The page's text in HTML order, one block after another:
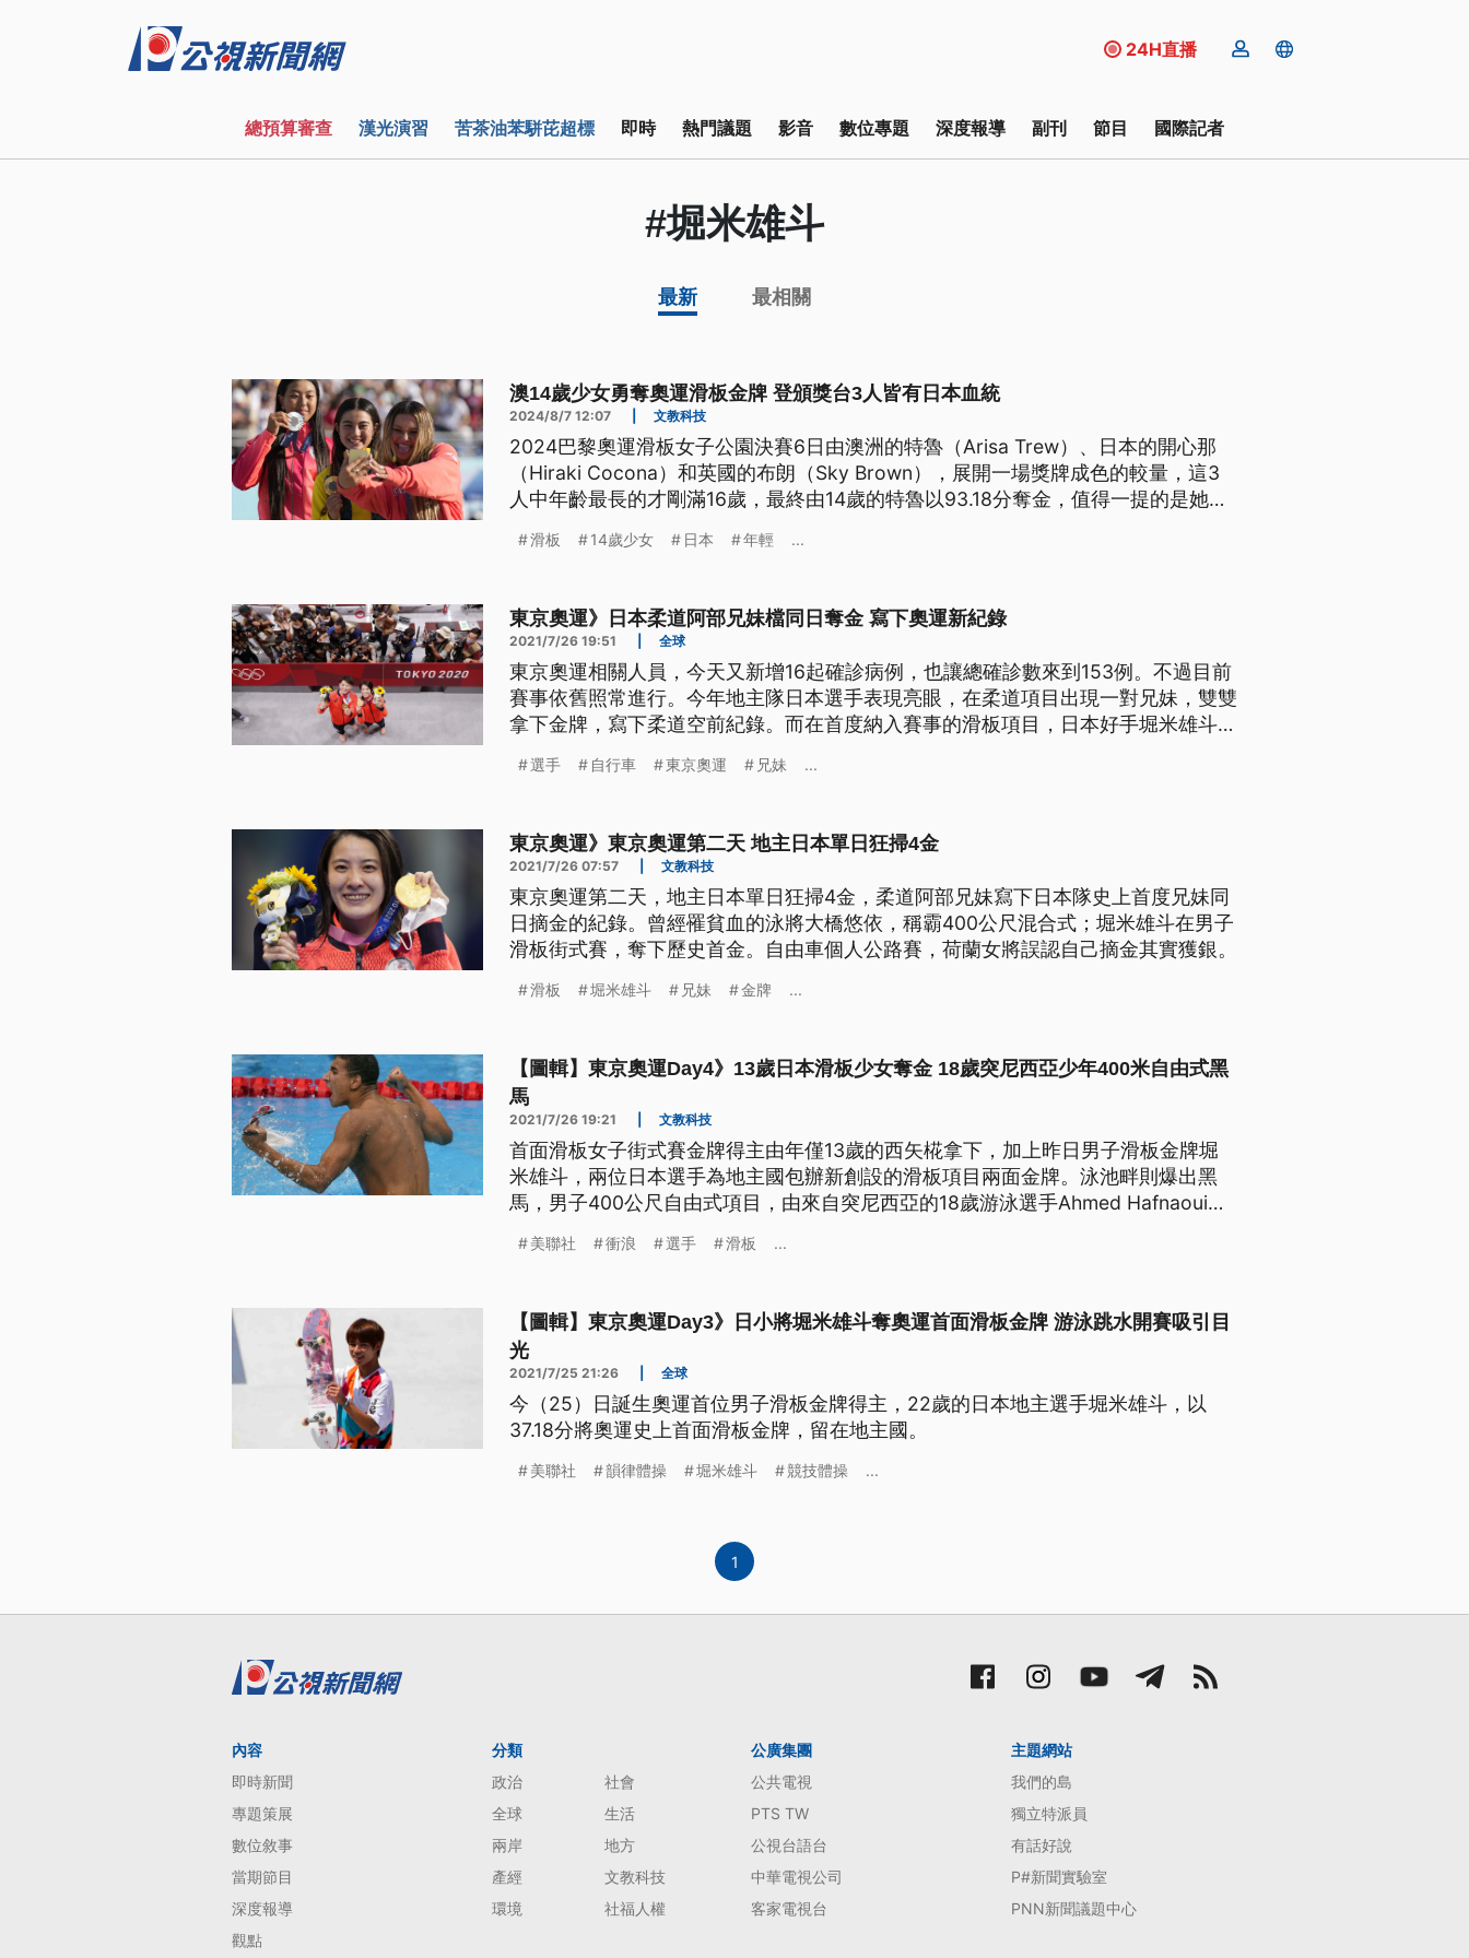
24H直播
總預算審查 漢光演習 苦茶油苯駢芘超標 即時 熱門議題 影音 數位專題 深度報導 副刊 節目 國際記者
#堀米雄斗
最新 最相關
澳14歲少女勇奪奧運滑板金牌 登頒獎台3人皆有日本血統
2024/8/7 12:07 文教科技
2024巴黎奧運滑板女子公園決賽6日由澳洲的特魯（Arisa Trew）、日本的開心那
（Hiraki Cocona）和英國的布朗（Sky Brown），展開一場獎牌成色的較量，這3
人中年齡最長的才剛滿16歲，最終由14歲的特魯以93.18分奪金，值得一提的是她們
滑板 14歲少女 日本 年輕 ...
東京奧運》日本柔道阿部兄妹檔同日奪金 寫下奧運新紀錄
2021/7/26 19:51 全球
東京奧運相關人員，今天又新增16起確診病例，也讓總確診數來到153例。不過目前
賽事依舊照常進行。今年地主隊日本選手表現亮眼，在柔道項目出現一對兄妹，雙雙
拿下金牌，寫下柔道空前紀錄。而在首度納入賽事的滑板項目，日本好手堀米雄斗如
金。
選手 自行車 東京奧運 兄妹 ...
東京奧運》東京奧運第二天 地主日本單日狂掃4金
2021/7/26 07:57 文教科技
東京奧運第二天，地主日本單日狂掃4金，柔道阿部兄妹寫下日本隊史上首度兄妹同
日摘金的紀錄。曾經罹貧血的泳將大橋悠依，稱霸400公尺混合式；堀米雄斗在男子
滑板街式賽，奪下歷史首金。自由車個人公路賽，荷蘭女將誤認自己摘金其實獲銀。
滑板 堀米雄斗 兄妹 金牌 ...
【圖輯】東京奧運Day4》13歲日本滑板少女奪金 18歲突尼西亞少年400米自由式黑
馬
2021/7/26 19:21 文教科技
首面滑板女子街式賽金牌得主由年僅13歲的西矢椛拿下，加上昨日男子滑板金牌堀
米雄斗，兩位日本選手為地主國包辦新創設的滑板項目兩面金牌。泳池畔則爆出黑
馬，男子400公尺自由式項目，由來自突尼西亞的18歲游泳選手Ahmed Hafnaoui奪
美聯社 衝浪 選手 滑板 ...
【圖輯】東京奧運Day3》日小將堀米雄斗奪奧運首面滑板金牌 游泳跳水開賽吸引目
光
2021/7/25 21:26 全球
今（25）日誕生奧運首位男子滑板金牌得主，22歲的日本地主選手堀米雄斗，以
37.18分將奧運史上首面滑板金牌，留在地主國。
美聯社 韻律體操 堀米雄斗 競技體操 ...
1
內容
即時新聞
專題策展
數位敘事
當期節目
深度報導
觀點
分類
政治
社會
全球
生活
兩岸
地方
產經
文教科技
環境
社福人權
公廣集團
公共電視
PTS TW
公視台語台
中華電視公司
客家電視台
主題網站
我們的島
獨立特派員
有話好說
P#新聞實驗室
PNN新聞議題中心